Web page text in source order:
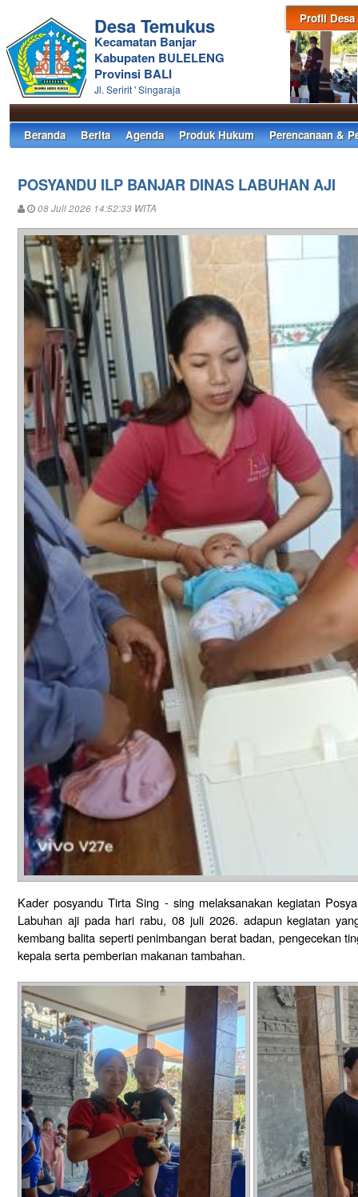
Profil Desa
Desa Temukus
Kecamatan Banjar
Kabupaten BULELENG
Provinsi BALI
Jl. Seririt ' Singaraja
Beranda Berita Agenda Produk Hukum Perencanaan &
POSYANDU ILP BANJAR DINAS LABUHAN AJI
08 Juli 2026 14:52:33 WITA
Kader posyandu Tirta Sing - sing melaksanakan kegiatan
Labuhan aji pada hari rabu, 08 juli 2026. adapun kegiatan
kembang balita seperti penimbangan berat badan, pengecekan
kepala serta pemberian makanan tambahan.